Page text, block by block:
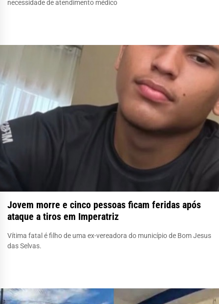
necessidade de atendimento médico
Jovem morre e cinco pessoas ficam feridas após
ataque a tiros em Imperatriz
Vítima fatal é filho de uma ex-vereadora do município de Bom Jesus
das Selvas.